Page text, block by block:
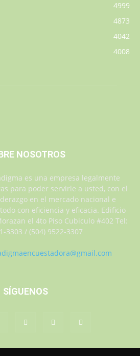
4999
4873
4042
4008
NOSOTROS
es una empresa legalmente
para poder servirle a usted, con el
en el mercado nacional e
con eficiencia y eficacia. Edificio
el 4to Piso Cubiculo #402 Tel:
3303 / (504) 9522-3307
SÍGUENOS